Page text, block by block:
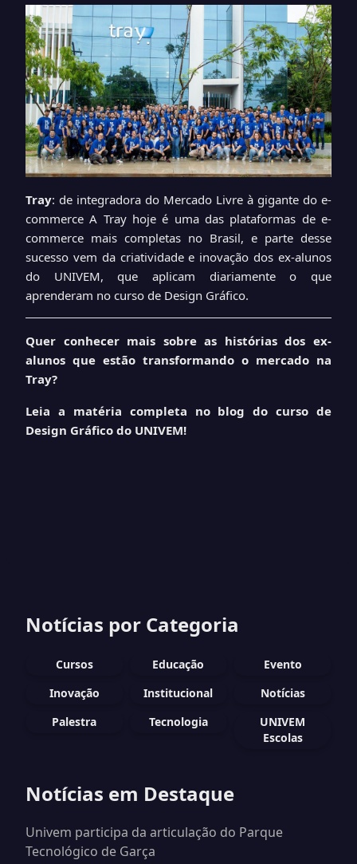
Tray: de integradora do Mercado Livre à gigante do e-
commerce A Tray hoje é uma das plataformas de e-
commerce mais completas no Brasil, e parte desse
sucesso vem da criatividade e inovação dos ex-alunos
do UNIVEM, que aplicam diariamente o que
aprenderam no curso de Design Gráfico.
Quer conhecer mais sobre as histórias dos ex-
alunos que estão transformando o mercado na
Tray?
Leia a matéria completa no blog do curso de
Design Gráfico do UNIVEM!
Notícias por Categoria
Cursos Educação
Evento
Inovação
Institucional
Notícias
Palestra
Tecnologia
UNIVEM
Escolas
Notícias em Destaque
Univem participa da articulação do Parque
Tecnológico de Garça